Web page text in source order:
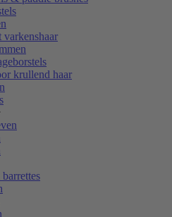
varkenshaar
krullend haar